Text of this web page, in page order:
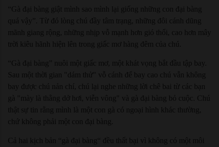
“Gà đại bàng giật mình sao mình lại giống những con đại bàng
quá vậy”. Từ đó lòng chú đầy tâm trạng, những đôi cánh dũng
mãnh giang rộng, những nhịp vỗ mạnh hơn gió thổi, cao hơn mây
trời kiêu hãnh hiện lên trong giấc mơ hàng đêm của chú.
“Gà đại bàng” nuôi một giấc mơ, một khát vọng bắt đầu tập bay.
Sau một thời gian "dám thử" vỗ cánh để bay cao chú vẫn không
bay được chú nản chí, chú lại nghe những lời chê bai từ các bạn
gà "mày là thằng dở hơi, viễn vông" và gà đại bàng bỏ cuộc. Chú
thật sự tin rằng mình là một con gà có ngoại hình khác thường,
chứ không phải một con đại bàng.
Cả hai kịch bản “gà đại bàng“ đều thất bại vì không có một môi